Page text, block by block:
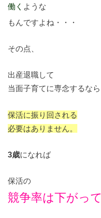
働く ような
もんですよね・・・
その点、
出産退職して
当面子育てに専念するなら
保活に振り回される
必要はありません。
3歳になれば
保活の
競争率は下がって